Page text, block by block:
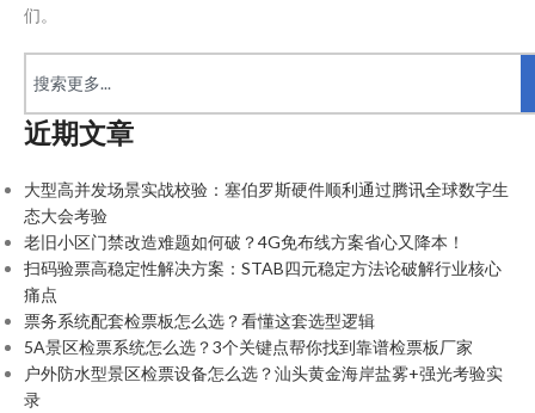
们。
近期文章
大型高并发场景实战校验：塞伯罗斯硬件顺利通过腾讯全球数字生
态大会考验
老旧小区门禁改造难题如何破？4G免布线方案省心又降本！
扫码验票高稳定性解决方案：STAB四元稳定方法论破解行业核心
痛点
票务系统配套检票板怎么选？看懂这套选型逻辑
5A景区检票系统怎么选？3个关键点帮你找到靠谱检票板厂家
户外防水型景区检票设备怎么选？汕头黄金海岸盐雾+强光考验实
录